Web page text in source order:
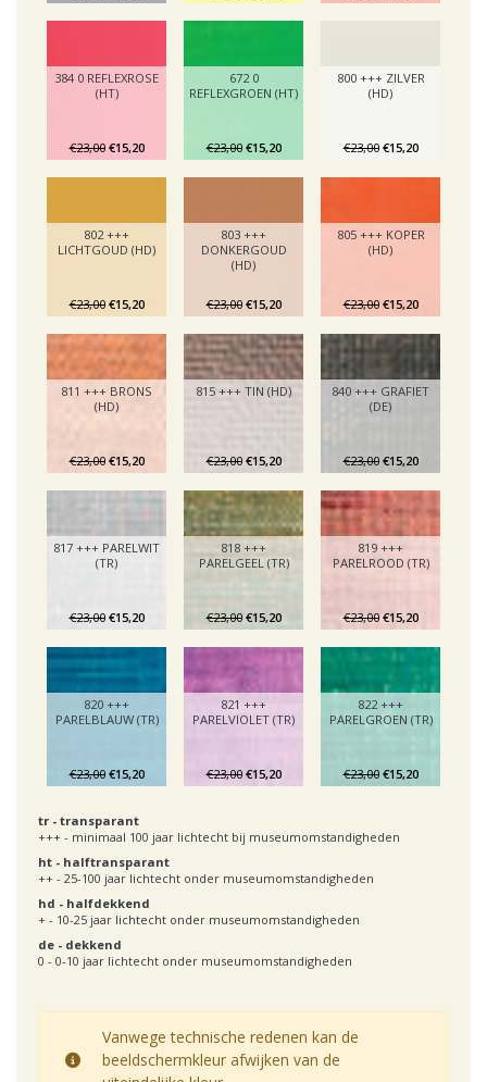
384 0 REFLEXROSE
(HT)
€23,00 €15,20
672 0
REFLEXGROEN (HT)
€23,00 €15,20
800 +++ ZILVER
(HD)
€23,00 €15,20
802 +++
LICHTGOUD (HD)
€23,00 €15,20
803 +++
DONKERGOUD
(HD)
€23,00 €15,20
805 +++ KOPER
(HD)
€23,00 €15,20
811 +++ BRONS
(HD)
€23,00 €15,20
815 +++ TIN (HD)
€23,00 €15,20
840 +++ GRAFIET
(DE)
€23,00 €15,20
817 +++ PARELWIT
(TR)
€23,00 €15,20
818 +++
PARELGEEL (TR)
€23,00 €15,20
819 +++
PARELROOD (TR)
€23,00 €15,20
820 +++
PARELBLAUW (TR)
€23,00 €15,20
821 +++
PARELVIOLET (TR)
€23,00 €15,20
822 +++
PARELGROEN (TR)
€23,00 €15,20
tr - transparant
+++ - minimaal 100 jaar lichtecht bij museumomstandigheden
ht - halftransparant
++ - 25-100 jaar lichtecht onder museumomstandigheden
hd - halfdekkend
+ - 10-25 jaar lichtecht onder museumomstandigheden
de - dekkend
0 - 0-10 jaar lichtecht onder museumomstandigheden
Vanwege technische redenen kan de
beeldschermkleur afwijken van de